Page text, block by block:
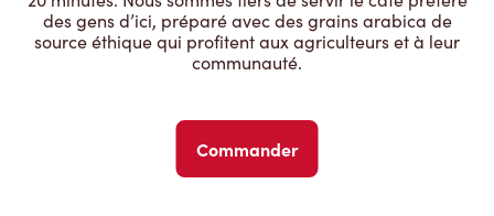
des gens d’ici, préparé avec des grains arabica de
source éthique qui profitent aux agriculteurs et à leur
communauté.
Commander